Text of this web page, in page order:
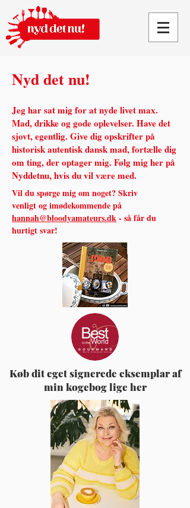
Nyd det nu!
Jeg har sat mig for at nyde livet max.
Mad, drikke og gode oplevelser. Have det
sjovt, egentlig. Give dig opskrifter på
historisk autentisk dansk mad, fortælle dig
om ting, der optager mig. Følg mig her på
Nyddetnu, hvis du vil være med.
Vil du spørge mig om noget? Skriv
venligt og imødekommende på
hannah@bloodyamateurs.dk- så får du
hurtigt svar!
Køb dit eget signerede eksemplar af
min kogebog lige her